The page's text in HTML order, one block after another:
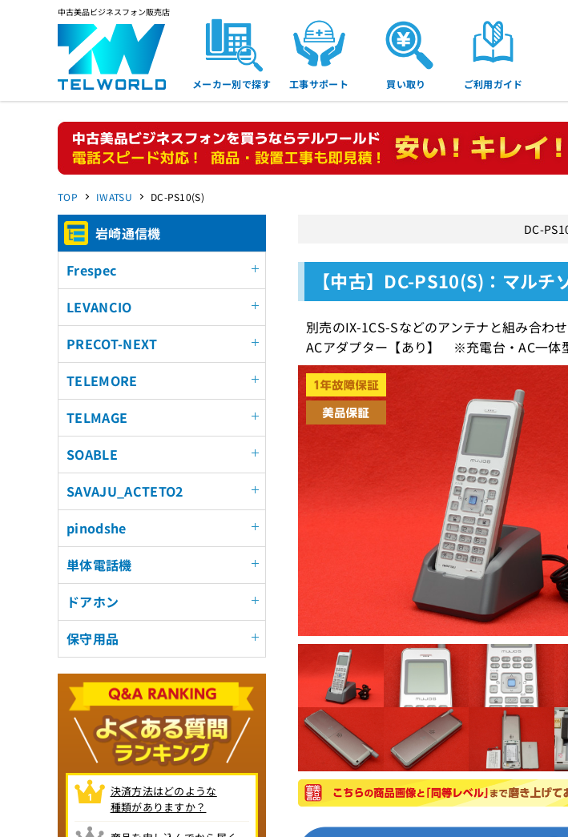
中古美品ビジネスフォン販売店
メーカー別で探す 工事サポート 買い取り ご利用ガイド
TOP IWATSU DC-PS10(S)
DC-
【中古】DC-PS10(S)：マル
別売のIX-1CS-Sなどのアンテナと組み合
ACアダプター【あり】 ※充電台・AC一体
岩崎通信機
Frespec
LEVANCIO
PRECOT-NEXT
TELEMORE
TELMAGE
SOABLE
SAVAJU_ACTETO2
pinodshe
単体電話機
ドアホン
保守用品
決済方法はどのような
種類がありますか？